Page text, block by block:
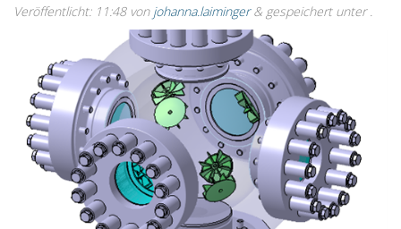
Veröffentlicht: 11:48von johanna.laiminger & gespeichert unter .